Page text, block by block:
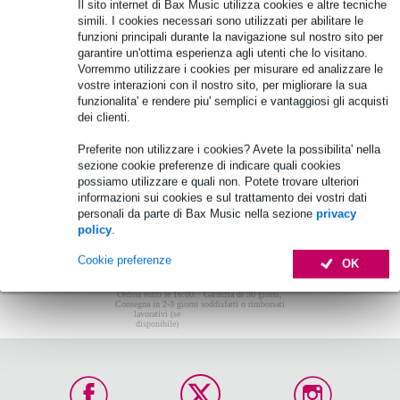
Il sito internet di Bax Music utilizza cookies e altre tecniche
simili. I cookies necessari sono utilizzati per abilitare le
funzioni principali durante la navigazione sul nostro sito per
garantire un'ottima esperienza agli utenti che lo visitano.
Vorremmo utilizzare i cookies per misurare ed analizzare le
vostre interazioni con il nostro sito, per migliorare la sua
funzionalita' e rendere piu' semplici e vantaggiosi gli acquisti
dei clienti.
Preferite non utilizzare i cookies? Avete la possibilita' nella
sezione cookie preferenze di indicare quali cookies
possiamo utilizzare e quali non. Potete trovare ulteriori
informazioni sui cookies e sul trattamento dei vostri dati
personali da parte di Bax Music nella sezione privacy
policy.
OK
Cookie preferenze
Non sono stati trovati articoli.
Ordina entro le 16:00:
Consegna in 2-3 giorni
lavorativi (se
disponibile)
Garanzia di 30 giorni,
soddisfatti o rimborsati